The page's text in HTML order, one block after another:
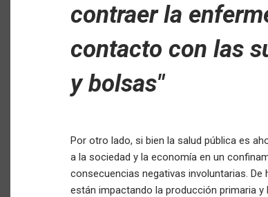
contraer la
contacto con las
y bolsas"
Por otro lado, si bien la salud pública es
a la sociedad y la economía en un
consecuencias negativas involuntarias.
están impactando la producción primaria